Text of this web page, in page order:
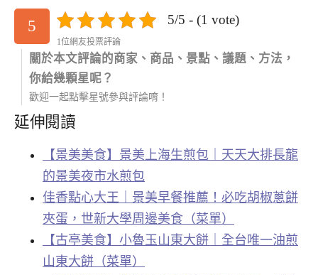
5 5/5 - (1 vote)
1位網友投票評論
關於本文評論的商家、商品、景點、議題、方法，
你給幾顆星呢？
歡迎一起點擊星號參與評論唷！
延伸閱讀
【景美美食】景美上海生煎包｜天天大排長龍
的景美夜市水煎包
佳香點心大王｜景美早餐推薦！必吃胡椒蔥餅
夾蛋，世新大學周邊美食（菜單）
【古亭美食】小魯玉山東大餅｜全台唯一油煎
山東大餅（菜單）